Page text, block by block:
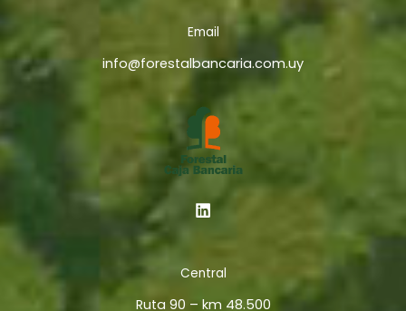
Email
info@forestalbancaria.com.uy
Central
Ruta 90 – km 48.500